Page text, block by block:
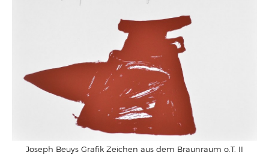
Joseph Beuys Grafik Zeichen aus dem Braunraum o.T. II